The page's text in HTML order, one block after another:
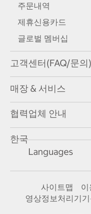
주문내역
제휴신용카드
글로벌 멤버십
고객센터(FAQ/문의)
매장 & 서비스
협력업체 안내
한국
Languages
사이트맵
영상정보처리기